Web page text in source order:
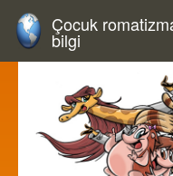
Çocuk
bilgi